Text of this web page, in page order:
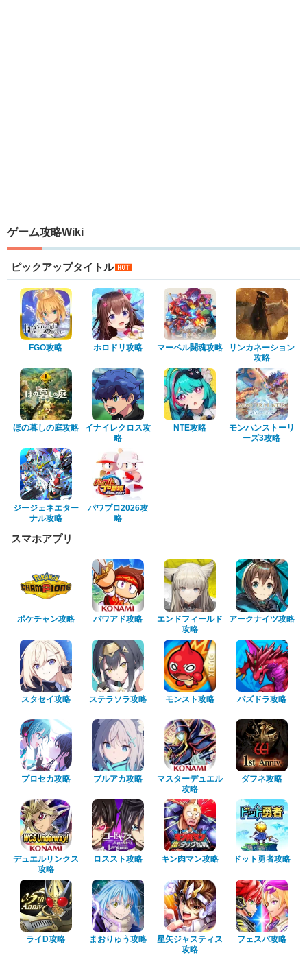
ゲーム攻略Wiki
ピックアップタイトル
FGO攻略 ホロドリ攻略 マーベル闘魂攻略
リンカネーション
攻略
ほの暮しの庭攻略
イナイレクロス攻
略
NTE攻略
モンハンストーリ
ーズ3攻略
ジージェネエター
ナル攻略
パワプロ2026攻
略
スマホアプリ
ポケチャン攻略 パワアド攻略
エンドフィールド
攻略
アークナイツ攻略
スタセイ攻略 ステラソラ攻略 モンスト攻略 パズドラ攻略
プロセカ攻略 ブルアカ攻略
マスターデュエル
攻略
ダフネ攻略
デュエルリンクス
攻略
ロススト攻略 キン肉マン攻略 ドット勇者攻略
ライD攻略 まおりゅう攻略
星矢ジャスティス
攻略
フェスバ攻略